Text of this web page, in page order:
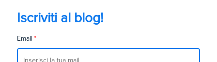
Iscriviti al blog!
Email *